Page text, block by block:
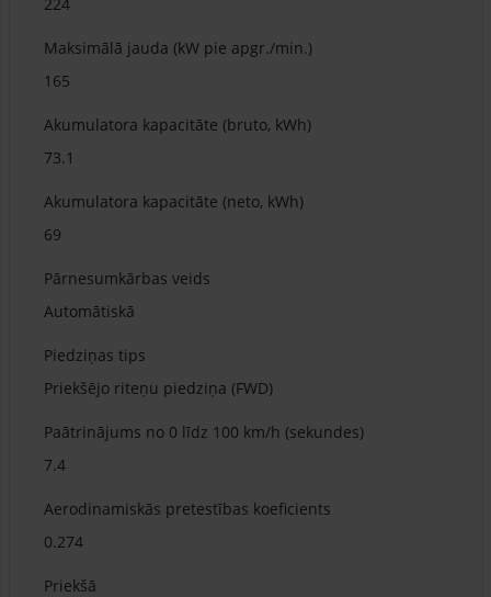
Maksimālā jauda (kW pie apgr./min.)
165
Akumulatora kapacitāte (bruto, kWh)
73.1
Akumulatora kapacitāte (neto, kWh)
69
Pārnesumkārbas veids
Automātiskā
Piedziņas tips
Priekšējo riteņu piedziņa (FWD)
Paātrinājums no 0 līdz 100 km/h (sekundes)
7.4
Aerodinamiskās pretestības koeficients
0.274
Priekšā